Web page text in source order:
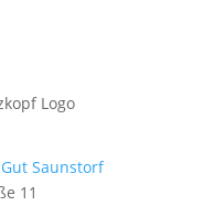
Saunstorf
11